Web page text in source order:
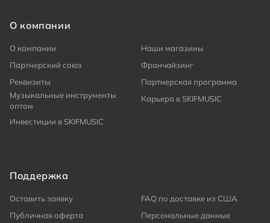
О компании
О компании
Наши магазины
Партнерский союз
Франчайзинг
Реквизиты
Партнерская программа
Музыкальные инструменты
оптом
Карьера в SKIFMUSIC
Инвестиции в SKIFMUSIC
Поддержка
Оставить заявку
FAQ по доставке из США
Публичная оферта
Персональные данные